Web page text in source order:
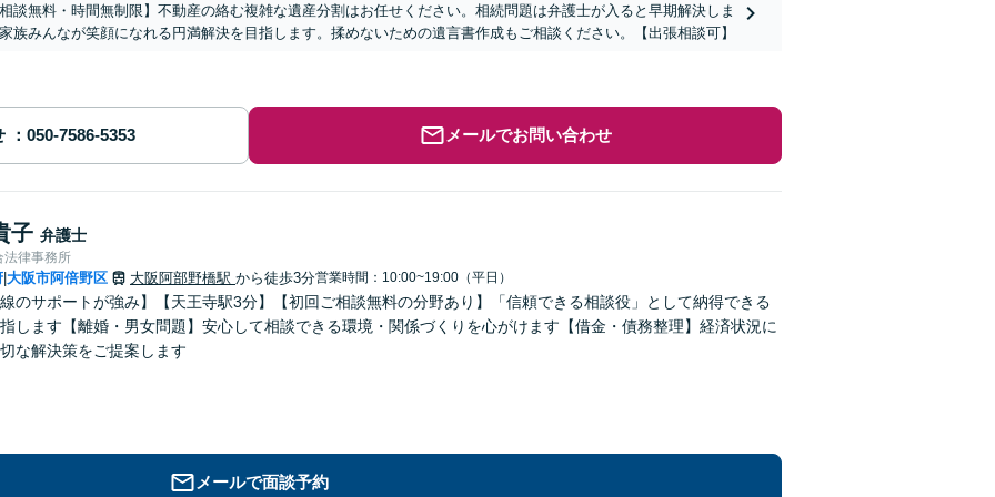
談無料・時間無制限】不動産の絡む複雑な遺産分割はお任せください。相続問題は弁護士が入ると早期解決しま
族みんなが笑顔になれる円満解決を目指します。揉めないための遺言書作成もご相談ください。【出張相談可】
メールでお問い合わせ
子 弁護士
法律事務所
大阪市阿倍野区 大阪阿部野橋駅 から徒歩3分営業時間：10:00~19:00（平日）
のサポートが強み】【天王寺駅3分】【初回ご相談無料の分野あり】「信頼できる相談役」として納得できる
します【離婚・男女問題】安心して相談できる環境・関係づくりを心がけます【借金・債務整理】経済状況に
な解決策をご提案します
メールで面談予約